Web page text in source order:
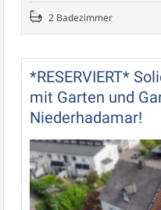
2 Badezimmer
*RESERVIERT*
mit Garten und
Niederhadamar!